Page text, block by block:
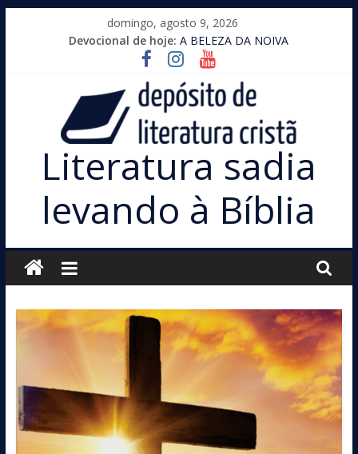
domingo, agosto 9, 2026
Devocional de hoje: A BELEZA DA NOIVA
Literatura sadia
levando à Bíblia